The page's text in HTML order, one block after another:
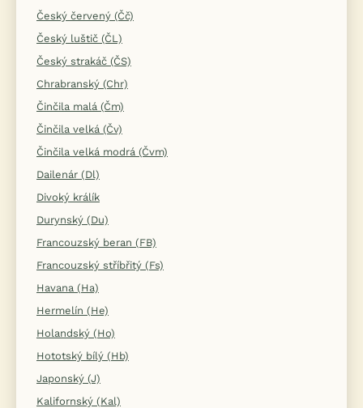
Český červený (Čč)
Český luštič (ČL)
Český strakáč (ČS)
Chrabranský (Chr)
Činčila malá (Čm)
Činčila velká (Čv)
Činčila velká modrá (Čvm)
Dailenár (Dl)
Divoký králík
Durynský (Du)
Francouzský beran (FB)
Francouzský stříbřitý (Fs)
Havana (Ha)
Hermelín (He)
Holandský (Ho)
Hototský bílý (Hb)
Japonský (J)
Kalifornský (Kal)